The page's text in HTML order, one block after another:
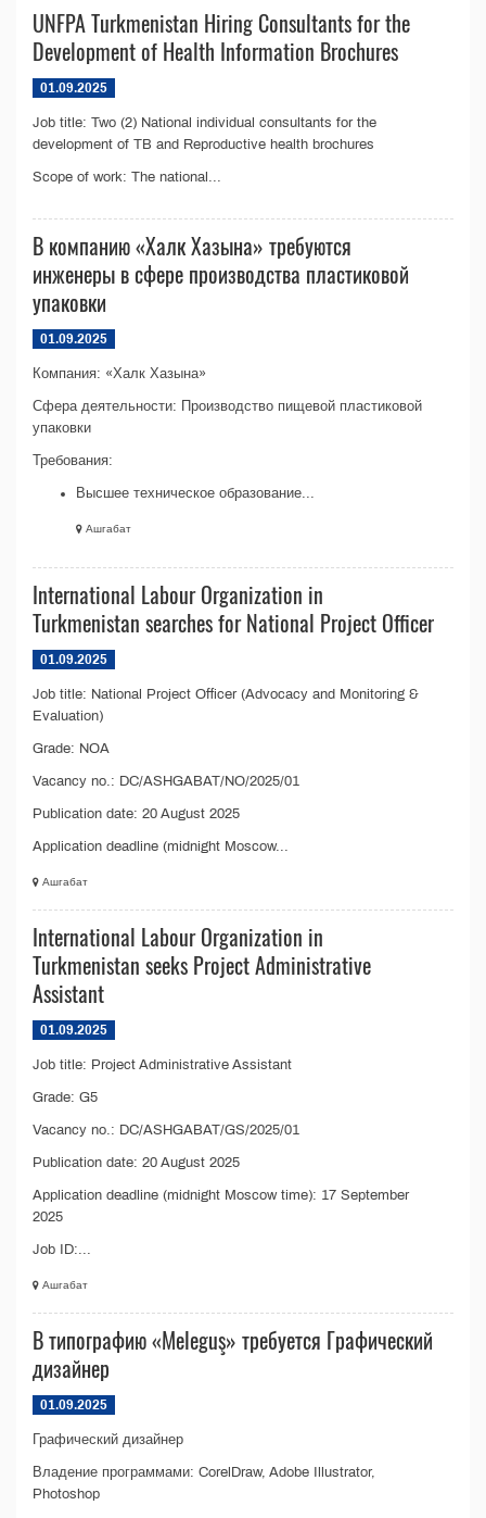
UNFPA Turkmenistan Hiring Consultants for the
Development of Health Information Brochures
01.09.2025
Job title: Two (2) National individual consultants for the
development of TB and Reproductive health brochures
Scope of work: The national...
В компанию «Халк Хазына» требуются
инженеры в сфере производства пластиковой
упаковки
01.09.2025
Компания: «Халк Хазына»
Сфера деятельности: Производство пищевой пластиковой
упаковки
Требования:
Высшее техническое образование...
Ашгабат
International Labour Organization in
Turkmenistan searches for National Project Officer
01.09.2025
Job title: National Project Officer (Advocacy and Monitoring &
Evaluation)
Grade: NOA
Vacancy no.: DC/ASHGABAT/NO/2025/01
Publication date: 20 August 2025
Application deadline (midnight Moscow...
Ашгабат
International Labour Organization in
Turkmenistan seeks Project Administrative
Assistant
01.09.2025
Job title: Project Administrative Assistant
Grade: G5
Vacancy no.: DC/ASHGABAT/GS/2025/01
Publication date: 20 August 2025
Application deadline (midnight Moscow time): 17 September
2025
Job ID:...
Ашгабат
В типографию «Meleguş» требуется Графический
дизайнер
01.09.2025
Графический дизайнер
Владение программами: CorelDraw, Adobe Illustrator,
Photoshop